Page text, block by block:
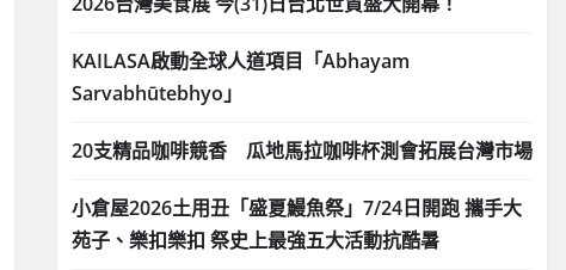
KAILASA啟動全球人道項目「Abhayam
Sarvabhūtebhyo」
20支精品咖啡競香 瓜地馬拉咖啡杯測會拓展台灣市場
小倉屋2026土用丑「盛夏鰻魚祭」7/24日開跑 攜手大
苑子、樂扣樂扣 祭史上最強五大活動抗酷暑